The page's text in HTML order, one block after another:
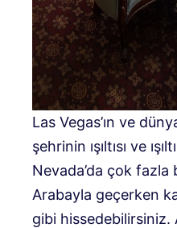
Las Vegas’ın ve
şehrinin ışıltısı ve
Nevada’da çok
Arabayla geçerken
gibi hissedebilirsiniz.